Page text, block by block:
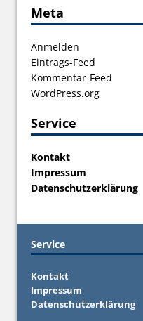
Meta
Anmelden
Eintrags-Feed
Kommentar-Feed
WordPress.org
Service
Kontakt
Impressum
Datenschutzerklärung
Service
Kontakt
Impressum
Datenschutzerklärung